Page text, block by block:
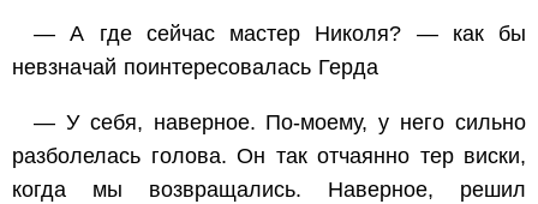
— А где сейчас мастер Николя? — как бы
невзначай поинтересовалась Герда
— У себя, наверное. По-моему, у него сильно
разболелась голова. Он так отчаянно тер виски,
когда мы возвращались. Наверное, решил